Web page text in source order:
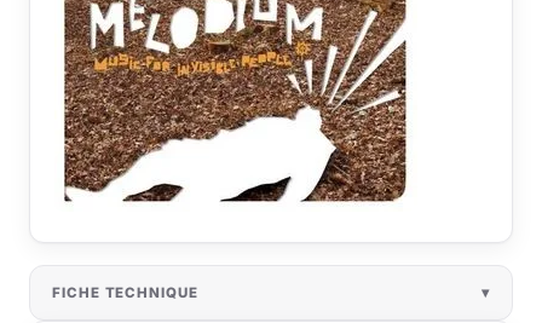
FICHE TECHNIQUE